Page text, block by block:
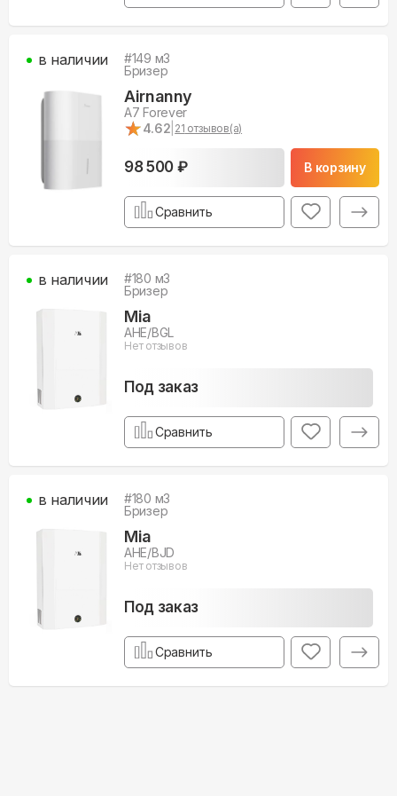
#149 м3
Бризер
Airnanny
A7 Forever
★
★4.62 21 отзывов(а)
98 500 ₽ В корзину
в наличии
Сравнить
#180 м3
Бризер
Mia
AHE/BGL
Нет отзывов
Под заказ
в наличии
Сравнить
#180 м3
Бризер
Mia
AHE/BJD
Нет отзывов
Под заказ
в наличии
Сравнить